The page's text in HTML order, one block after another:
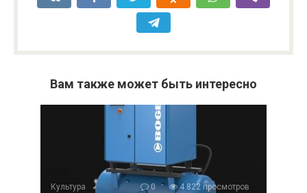
Вам также может быть интересно
Культура 0 4 822 просмотров